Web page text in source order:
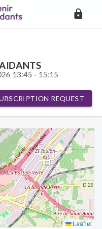
13:45 - 15:15
REQUEST
Leaflet